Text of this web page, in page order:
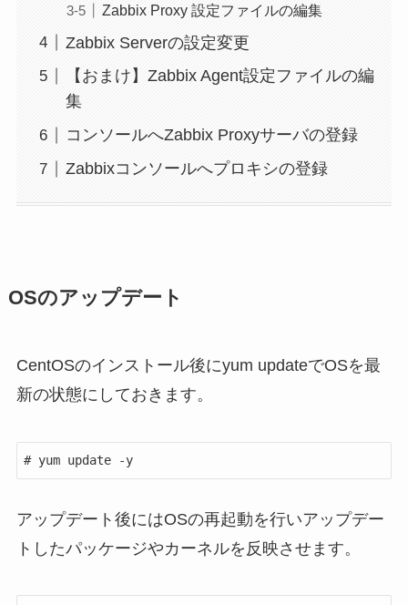
Zabbix Proxy 設定ファイルの編集
Zabbix Serverの設定変更
【おまけ】Zabbix Agent設定ファイルの編
集
コンソールへZabbix Proxyサーバの登録
Zabbixコンソールへプロキシの登録
OSのアップデート
CentOSのインストール後にyum updateでOSを最
新の状態にしておきます。
# yum update -y
アップデート後にはOSの再起動を行いアップデー
トしたパッケージやカーネルを反映させます。